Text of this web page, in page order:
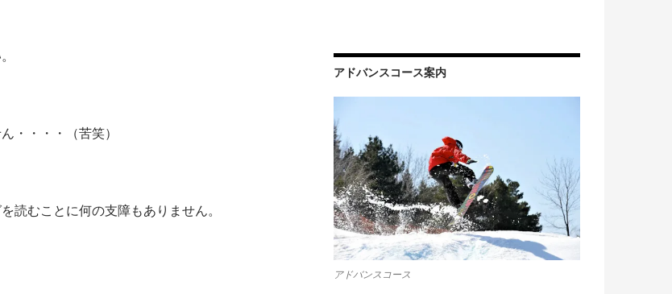
・・・・（苦笑）
読むことに何の支障もありません。
アドバンスコース案内
アドバンスコース